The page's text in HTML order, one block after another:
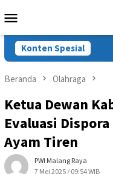
ke
Mobile
Konten Spesial
Beranda Olahraga
Ketua Dewan
Evaluasi
Ayam Tiren
PWI Malang Raya
7 Mei 2025 / 09:54 WIB